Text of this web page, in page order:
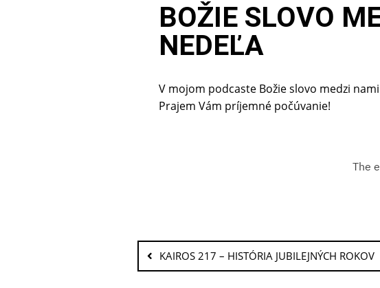
BOŽIE SLOVO
NEDEĽA
V mojom podcaste Božie slovo medzi
Prajem Vám príjemné počúvanie!
KAIROS 217 – HISTÓRIA JUBILEJNÝCH ROKOV